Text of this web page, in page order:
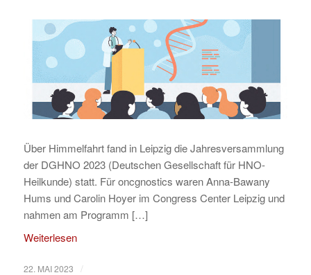
Über Himmelfahrt fand in Leipzig die Jahresversammlung
der DGHNO 2023 (Deutschen Gesellschaft für HNO-
Heilkunde) statt. Für oncgnostics waren Anna-Bawany
Hums und Carolin Hoyer im Congress Center Leipzig und
nahmen am Programm […]
Weiterlesen
22. MAI 2023 /